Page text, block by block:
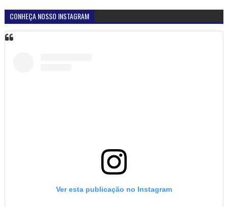
CONHEÇA NOSSO INSTAGRAM
Ver esta publicação no Instagram